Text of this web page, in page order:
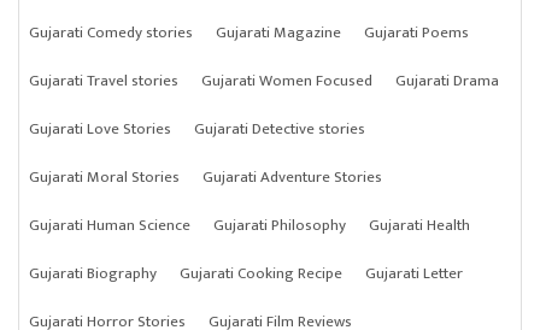
Gujarati Comedy stories
Gujarati Magazine
Gujarati Poems
Gujarati Travel stories
Gujarati Women Focused
Gujarati Drama
Gujarati Love Stories
Gujarati Detective stories
Gujarati Moral Stories
Gujarati Adventure Stories
Gujarati Human Science
Gujarati Philosophy
Gujarati Health
Gujarati Biography
Gujarati Cooking Recipe
Gujarati Letter
Gujarati Horror Stories
Gujarati Film Reviews